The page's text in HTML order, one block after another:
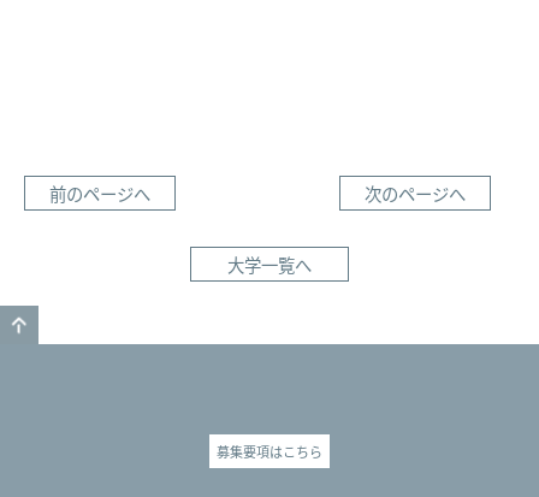
前のページへ 次のページへ
大学一覧へ
募集要項はこちら